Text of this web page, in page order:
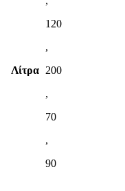
Λίτρα
120
,
200
,
70
,
90